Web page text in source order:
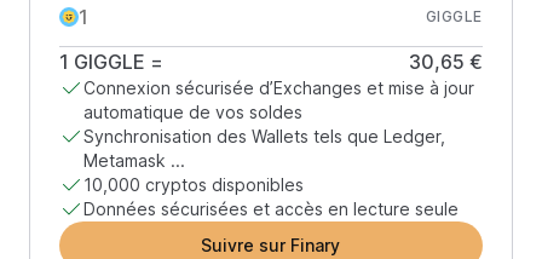
GIGGLE
1 GIGGLE = 30,65 €
Connexion sécurisée d’Exchanges et mise à jour
automatique de vos soldes
Synchronisation des Wallets tels que Ledger,
Metamask ...
10,000 cryptos disponibles
Données sécurisées et accès en lecture seule
Suivre sur Finary